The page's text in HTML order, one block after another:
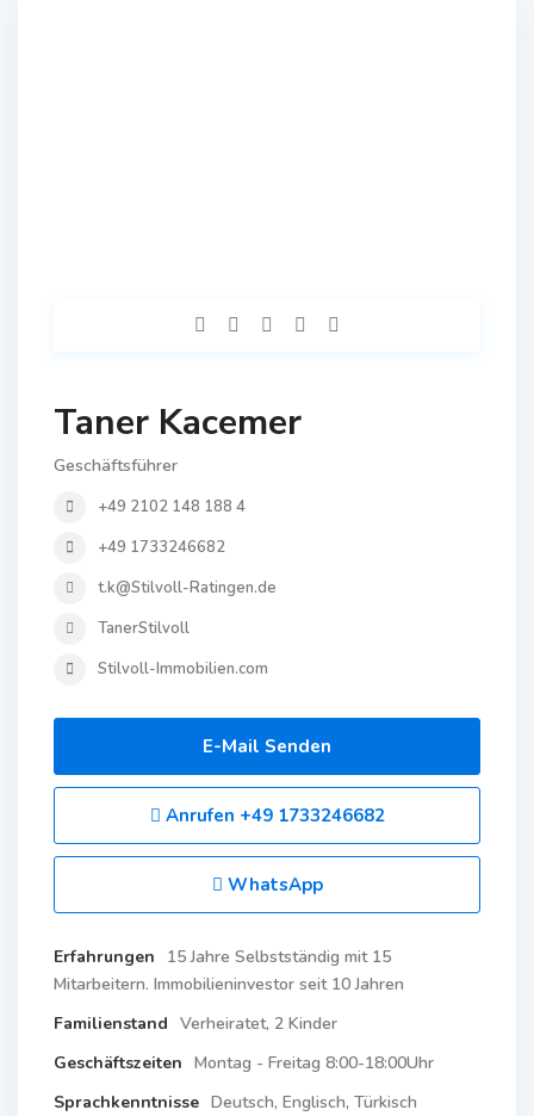
Taner Kacemer
Geschäftsführer
+49 2102 148 188 4
+49 1733246682
t.k@Stilvoll-Ratingen.de
TanerStilvoll
Stilvoll-Immobilien.com
E-Mail Senden
Anrufen +49 1733246682
WhatsApp
Erfahrungen
15 Jahre Selbstständig mit 15
Mitarbeitern. Immobilieninvestor seit 10 Jahren
Familienstand Verheiratet, 2 Kinder
Geschäftszeiten Montag - Freitag 8:00-18:00Uhr
Sprachkenntnisse Deutsch, Englisch, Türkisch